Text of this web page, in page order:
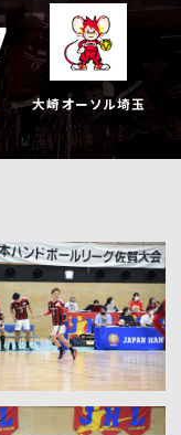
大崎オーソル埼玉